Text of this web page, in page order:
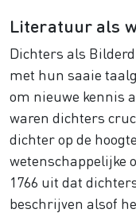
Literatuur als
Dichters als
met hun saaie
om nieuwe kennis
waren dichters
dichter op de
wetenschappelijke
1766 uit dat
beschrijven alsof